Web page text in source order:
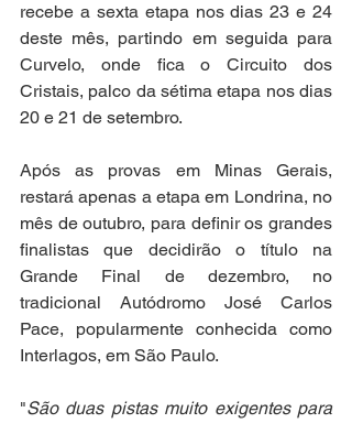
recebe a sexta etapa nos dias 23 e 24
deste mês, partindo em seguida para
Curvelo, onde fica o Circuito dos
Cristais, palco da sétima etapa nos dias
20 e 21 de setembro.
Após as provas em Minas Gerais,
restará apenas a etapa em Londrina, no
mês de outubro, para definir os grandes
finalistas que decidirão o título na
Grande Final de dezembro, no
tradicional Autódromo José Carlos
Pace, popularmente conhecida como
Interlagos, em São Paulo.
"São duas pistas muito exigentes para